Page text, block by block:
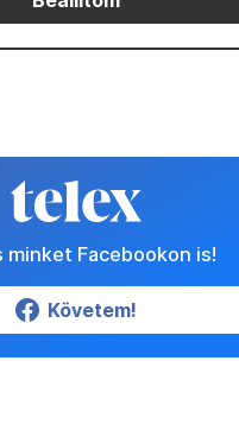
minket Facebookon is!
Követem!